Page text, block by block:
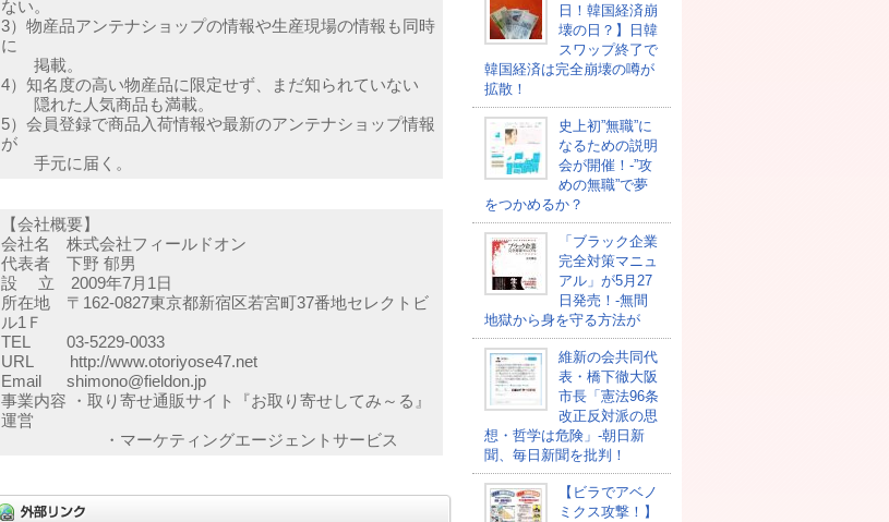
ない。
3）物産品アンテナショップの情報や生産現場の情報も同時
に
掲載。
4）知名度の高い物産品に限定せず、まだ知られていない
隠れた人気商品も満載。
5）会員登録で商品入荷情報や最新のアンテナショップ情報
が
手元に届く。
【会社概要】
会社名 株式会社フィールドオン
代表者 下野 郁男
設 立 2009年7月1日
所在地 〒162-0827東京都新宿区若宮町37番地セレクトビ
ル1Ｆ
TEL 03-5229-0033
URL http://www.otoriyose47.net
Email shimono@fieldon.jp
事業内容 ・取り寄せ通販サイト『お取り寄せしてみ～る』
運営
・マーケティングエージェントサービス
日！韓国経済崩
壊の日？】日韓
スワップ終了で
韓国経済は完全崩壊の噂が
拡散！
史上初”無職”に
なるための説明
会が開催！-”攻
めの無職”で夢
をつかめるか？
「ブラック企業
完全対策マニュ
アル」が5月27
日発売！-無間
地獄から身を守る方法が
維新の会共同代
表・橋下徹大阪
市長「憲法96条
改正反対派の思
想・哲学は危険」-朝日新
聞、毎日新聞を批判！
【ビラでアベノ
ミクス攻撃！】